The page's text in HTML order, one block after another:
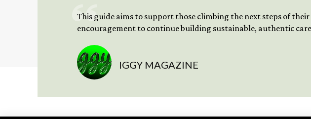
This guide aims to support those climbing the next steps of
encouragement to continue building sustainable, authentic
IGGY MAGAZINE